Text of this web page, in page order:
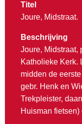
Titel
Joure, Midstraat.
Beschrijving
Joure, Midstraat,
Katholieke Kerk.
midden de
gebr. Henk en
Trekpleister,
Huisman